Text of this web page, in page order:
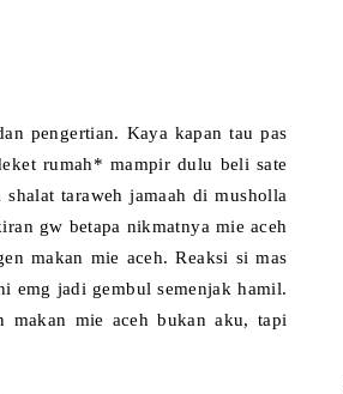
pengertian. Kaya kapan tau pas
rumah* mampir dulu beli sate
taraweh jamaah di musholla
gw betapa nikmatnya mie aceh
makan mie aceh. Reaksi si mas
emg jadi gembul semenjak hamil.
makan mie aceh bukan aku, tapi